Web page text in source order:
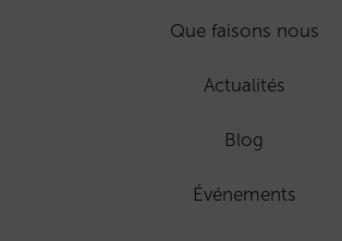
Que faisons nous
Actualités
Blog
Événements